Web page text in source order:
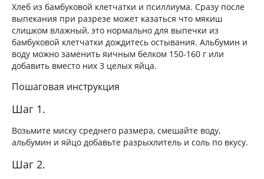
Хлеб из бамбуковой клетчатки и псиллиума. Сразу после
выпекания при разрезе может казаться что мякиш
слишком влажный, это нормально для выпечки из
бамбуковой клетчатки дождитесь остывания. Альбумин и
воду можно заменить яичным белком 150-160 г или
добавить вместо них 3 целых яйца.
Пошаговая инструкция
Шаг 1.
Возьмите миску среднего размера, смешайте воду,
альбумин и яйцо добавьте разрыхлитель и соль по вкусу.
Шаг 2.